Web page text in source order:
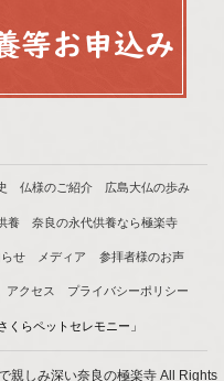
仏様のご紹介 広島大仏の歩み
養 奈良の永代供養なら極楽寺
せ メディア 参拝者様のお声
アクセス プライバシーポリシー
くらペットセレモニー」
親しみ深い奈良の極楽寺 All Rights